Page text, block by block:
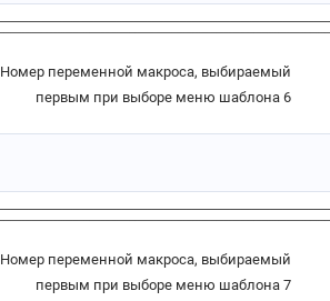
Номер переменной макроса, выбираемый
первым при выборе меню шаблона 6
Номер переменной макроса, выбираемый
первым при выборе меню шаблона 7